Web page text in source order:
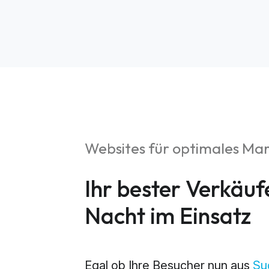
Web
Websites für optimales
Ihr bester
Nacht im Einsatz
Egal ob Ihre Besucher nun aus